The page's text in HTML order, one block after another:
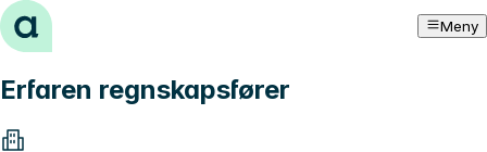
Hopp til innhold Meny
Erfaren regnskapsfører